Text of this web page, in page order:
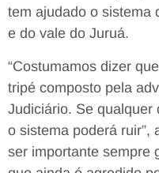
tem ajudado o sistema
e do vale do Juruá.
“Costumamos dizer
tripé composto pela
Judiciário. Se qualquer
o sistema poderá ruir”,
ser importante sempre